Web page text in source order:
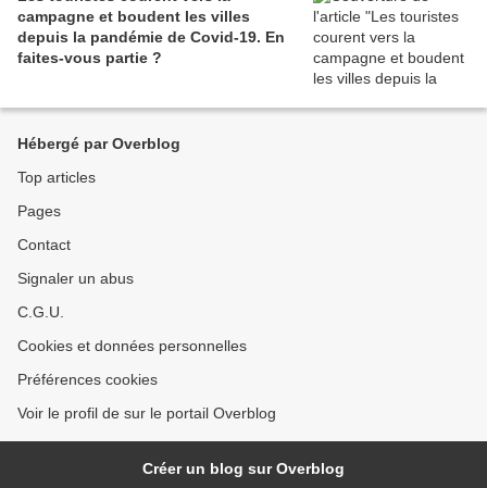
campagne et boudent les villes
depuis la pandémie de Covid‑19. En
faites‑vous partie ?
Hébergé par Overblog
Top articles
Pages
Contact
Signaler un abus
C.G.U.
Cookies et données personnelles
Préférences cookies
Voir le profil de sur le portail Overblog
Créer un blog sur Overblog